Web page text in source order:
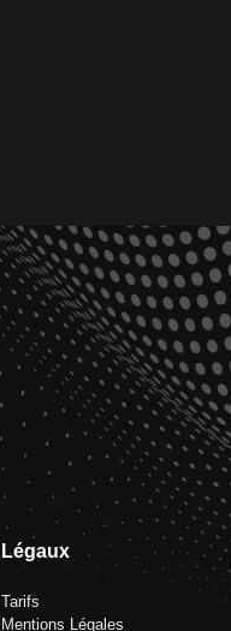
Légaux
Tarifs
Mentions Légales